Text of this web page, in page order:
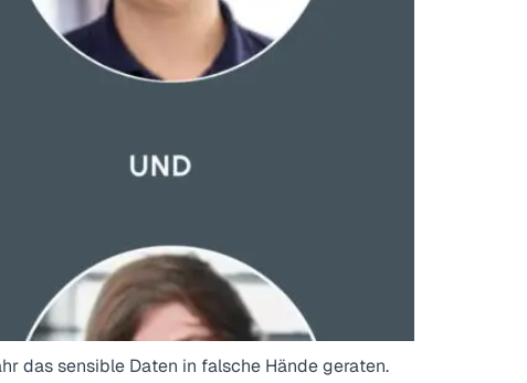
das sensible Daten in falsche Hände geraten.